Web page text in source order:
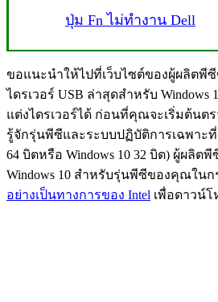
ปุ่ม Fn ไม่ทำงาน Dell
ขอแนะนำให้ไปที่เว็บไซต์ของผู้ผลิตพี
ไดรเวอร์ USB ล่าสุดสำหรับ Windows
แต่งไดรเวอร์ได้ ก่อนที่คุณจะเริ่มต้นต
รู้จักรุ่นพีซีและระบบปฏิบัติการเฉพาะที่
64 บิตหรือ Windows 10 32 บิต) ผู้ผลิต
Windows 10 สำหรับรุ่นพีซีของคุณใน
อย่างเป็นทางการของ Intel เพื่อดาวน์โ